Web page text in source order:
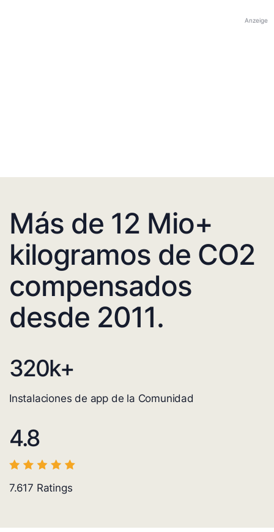
Anzeige
Más de 12 Mio+
kilogramos de CO2
compensados
desde 2011.
320k+
Instalaciones de app de la Comunidad
4.8
7.617 Ratings